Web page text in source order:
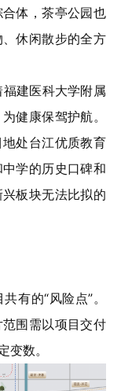
体，茶亭公园也
休闲散步的全方
建医科大学附属
健康保驾护航。
处台江优质教育
学的历史口碑和
板块无法比拟的
有的“风险点”。
围需以项目交付
变数。